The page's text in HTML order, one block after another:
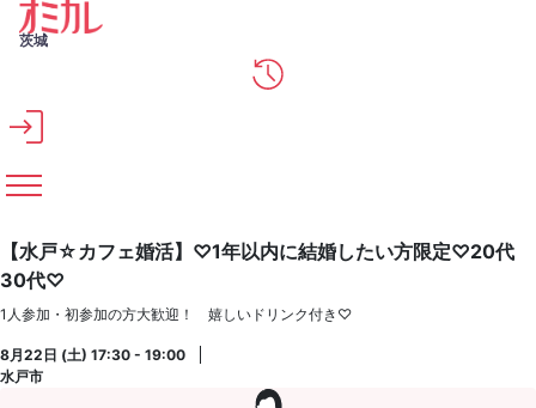
メインコンテンツへスキップ
茨城
【水戸☆カフェ婚活】♡1年以内に結婚したい方限定♡20代
30代♡
1人参加・初参加の方大歓迎！ 嬉しいドリンク付き♡
8月22日 (土) 17:30 - 19:00
水戸市